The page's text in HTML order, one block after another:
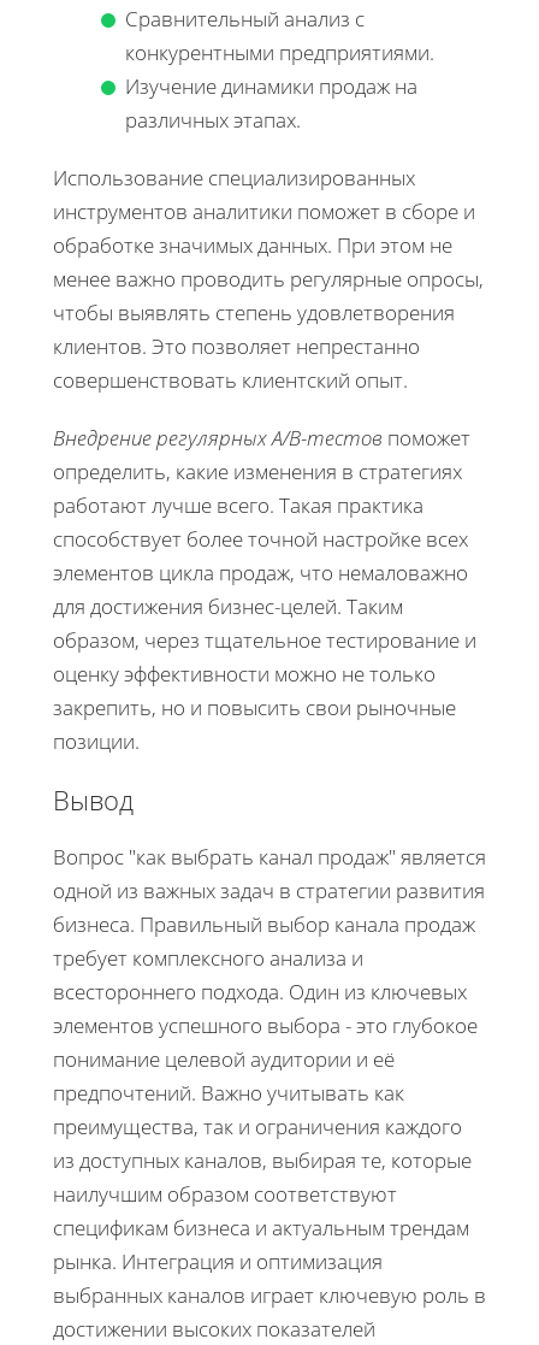
Сравнительный анализ с
конкурентными предприятиями.
Изучение динамики продаж на
различных этапах.
Использование специализированных
инструментов аналитики поможет в сборе и
обработке значимых данных. При этом не
менее важно проводить регулярные опросы,
чтобы выявлять степень удовлетворения
клиентов. Это позволяет непрестанно
совершенствовать клиентский опыт.
Внедрение регулярных A/B-тестов поможет
определить, какие изменения в стратегиях
работают лучше всего. Такая практика
способствует более точной настройке всех
элементов цикла продаж, что немаловажно
для достижения бизнес-целей. Таким
образом, через тщательное тестирование и
оценку эффективности можно не только
закрепить, но и повысить свои рыночные
позиции.
Вывод
Вопрос "как выбрать канал продаж" является
одной из важных задач в стратегии развития
бизнеса. Правильный выбор канала продаж
требует комплексного анализа и
всестороннего подхода. Один из ключевых
элементов успешного выбора - это глубокое
понимание целевой аудитории и её
предпочтений. Важно учитывать как
преимущества, так и ограничения каждого
из доступных каналов, выбирая те, которые
наилучшим образом соответствуют
спецификам бизнеса и актуальным трендам
рынка. Интеграция и оптимизация
выбранных каналов играет ключевую роль в
достижении высоких показателей